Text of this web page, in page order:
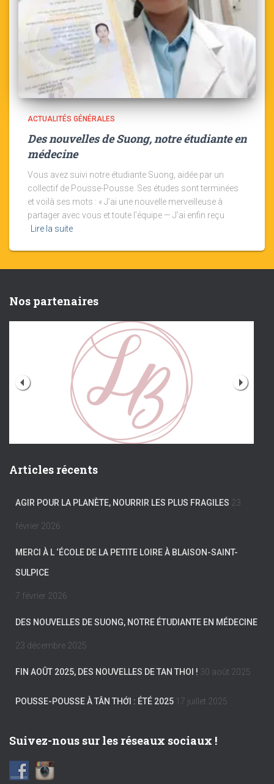
ACTUALITÉS GÉNÉRALES
Des nouvelles de Suong, notre étudiante en
médecine
Vous avez suivi notre étudiante Suong, aidée par un
collectif de Pousse-Pousse. Ses études sont terminées
et voilà ses mots : « J’ai une nouvelle merveilleuse à
partager avec vous et toute l’équipe — J’ai enfin reçu
Lire la suite
Nos partenaires
Articles récents
AGIR POUR LA PLANÈTE, NOURRIR LES PLUS FRAGILES 23
février 2026
MERCI À L ‘ÉCOLE DE LA PETITE LOIRE À BLAISON-SAINT-
SULPICE
7 février 2026
DES NOUVELLES DE SUONG, NOTRE ÉTUDIANTE EN MÉDECINE
23 décembre 2025
FIN AOÛT 2025, DES NOUVELLES DE TAN THOI ! 30 août 2025
POUSSE-POUSSE À TÂN THỚI : ÉTÉ 2025 17 juillet 2025
Suivez-nous sur les réseaux sociaux !